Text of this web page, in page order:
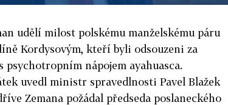
udělí milost polskému manželskému páru
Kordysovým, kteří byli odsouzeni za
psychotropním nápojem ayahuasca.
uvedl ministr spravedlnosti Pavel Blažek
Zemana požádal předseda poslaneckého